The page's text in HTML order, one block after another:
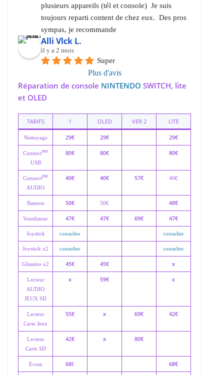
plusieurs appareils (tél et console)  Je suis
toujours reparti content de chez eux.  Des pros
sympas, je recommande
Alli Vlck L.
il y a 2 mois
Super
Plus d'avis
Réparation de console NINTENDO SWITCH, lite
et OLED
TARIFS 1 OLED VER 2 LITE
Nettoyage 29€ 29€ 29€
Connecteur
USB
80€ 80€ 80€
Connecteur
AUDIO
40€ 40€ 57€ 40€
Batterie 50€ 50€ 48€
Ventilateur 47€ 47€ 69€ 47€
Joystick consulter consulter
Joystick x2 consulter consulter
Glissière x2 45€ 45€ x
Lecteur
AUDIO
JEUX SD
x 59€ x
Lecteur
Carte Jeux
55€ x 69€ 42€
Lecteur
Carte SD
42€ x 80€
Ecran 68€ 68€